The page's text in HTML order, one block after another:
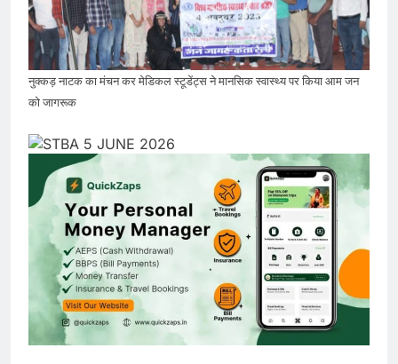
नुक्कड़ नाटक का मंचन कर मेडिकल स्टूडेंट्स ने मानसिक स्वास्थ्य पर किया आम जन
को जागरूक